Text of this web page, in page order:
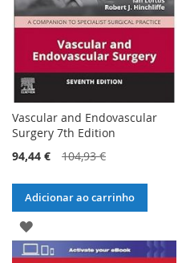
Vascular and Endovascular
Surgery 7th Edition
94,44 €
104,93 €
Adicionar ao carrinho
ADICIONAR
À